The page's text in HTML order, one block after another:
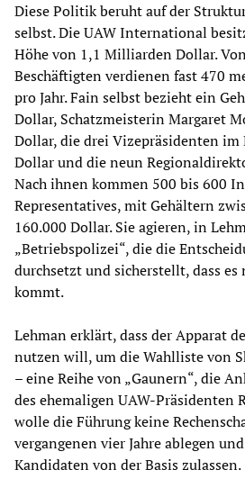
Diese Politik beruht auf der
selbst. Die UAW International
Höhe von 1,1 Milliarden Dollar.
Beschäftigten verdienen fast 470
pro Jahr. Fain selbst bezieht ein
Dollar, Schatzmeisterin Margaret
Dollar, die drei Vizepräsidenten im
Dollar und die neun
Nach ihnen kommen 500 bis 600
Representatives, mit Gehältern
160.000 Dollar. Sie agieren, in
„Betriebspolizei“, die die
durchsetzt und sicherstellt, dass es
kommt.
Lehman erklärt, dass der Apparat
nutzen will, um die Wahlliste von
– eine Reihe von „Gaunern“, die
des ehemaligen UAW-Präsidenten
wolle die Führung keine
vergangenen vier Jahre ablegen
Kandidaten von der Basis zulassen.